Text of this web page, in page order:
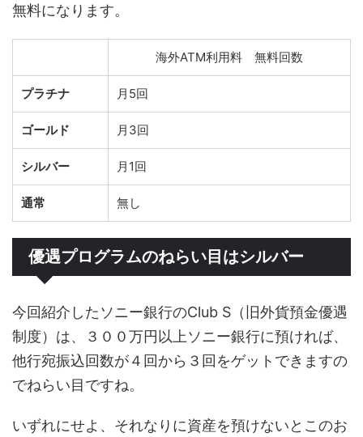
無料になります。
海外ATM利用料 無料回数
プラチナ 月5回
ゴールド 月3回
シルバー 月1回
通常 無し
優遇プログラムのねらい目はシルバー
今回紹介したソニー銀行のClub S（旧外貨預金優遇
制度）は、３００万円以上ソニー銀行に預ければ、
他行宛振込回数が４回から３回をゲットできますの
でねらい目ですね。
いずれにせよ、それなりに資産を預けないとこのお